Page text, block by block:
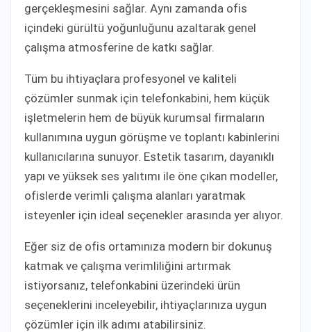
gerçekleşmesini sağlar. Aynı zamanda ofis
içindeki gürültü yoğunluğunu azaltarak genel
çalışma atmosferine de katkı sağlar.
Tüm bu ihtiyaçlara profesyonel ve kaliteli
çözümler sunmak için telefonkabini, hem küçük
işletmelerin hem de büyük kurumsal firmaların
kullanımına uygun görüşme ve toplantı kabinlerini
kullanıcılarına sunuyor. Estetik tasarım, dayanıklı
yapı ve yüksek ses yalıtımı ile öne çıkan modeller,
ofislerde verimli çalışma alanları yaratmak
isteyenler için ideal seçenekler arasında yer alıyor.
Eğer siz de ofis ortamınıza modern bir dokunuş
katmak ve çalışma verimliliğini artırmak
istiyorsanız, telefonkabini üzerindeki ürün
seçeneklerini inceleyebilir, ihtiyaçlarınıza uygun
çözümler için ilk adımı atabilirsiniz.